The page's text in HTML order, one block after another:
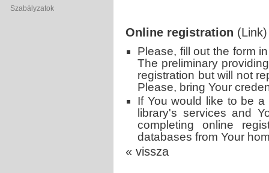
Szabályzatok
Online registration (Link)
Please, fill out the form
The preliminary
registration but will not
Please, bring Your
If You would like to be
library's services and
completing online
databases from Your
« vissza